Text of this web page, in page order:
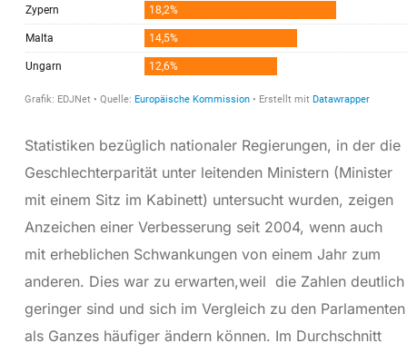
Statistiken bezüglich nationaler Regierungen, in der die
Geschlechterparität unter leitenden Ministern (Minister
mit einem Sitz im Kabinett) untersucht wurden, zeigen
Anzeichen einer Verbesserung seit 2004, wenn auch
mit erheblichen Schwankungen von einem Jahr zum
anderen. Dies war zu erwarten,weil die Zahlen deutlich
geringer sind und sich im Vergleich zu den Parlamenten
als Ganzes häufiger ändern können. Im Durchschnitt